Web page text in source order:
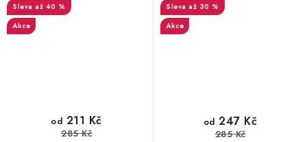
až 40 %
Akce
od 211 Kč
285 Kč
až 30 %
Akce
od 247 Kč
285 Kč